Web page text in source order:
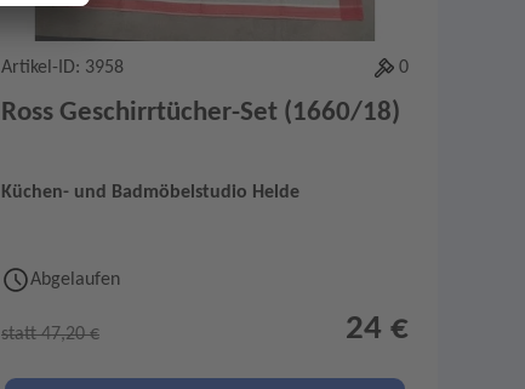
Artikel-ID: 3958 0
Ross Geschirrtücher-Set (1660/18)
Küchen- und Badmöbelstudio Helde
Abgelaufen
statt 47,20 € 24 €